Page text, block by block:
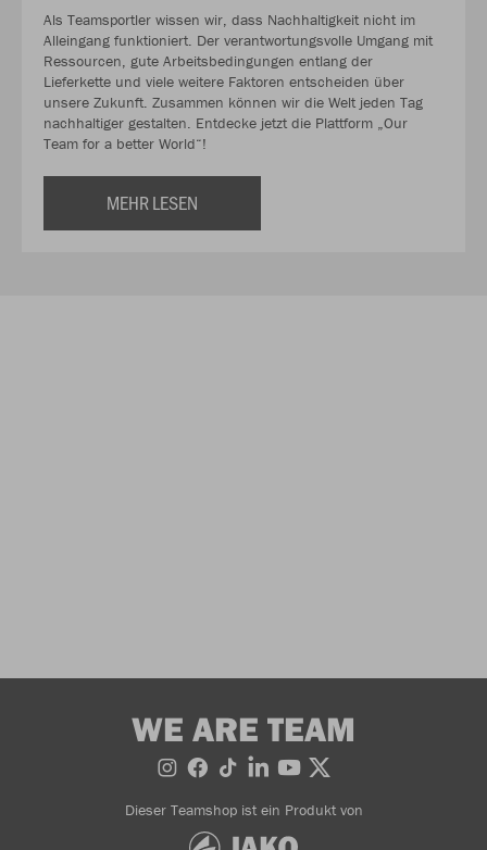
Als Teamsportler wissen wir, dass Nachhaltigkeit nicht im
Alleingang funktioniert. Der verantwortungsvolle Umgang mit
Ressourcen, gute Arbeitsbedingungen entlang der
Lieferkette und viele weitere Faktoren entscheiden über
unsere Zukunft. Zusammen können wir die Welt jeden Tag
nachhaltiger gestalten. Entdecke jetzt die Plattform „Our
Team for a better World“!
MEHR LESEN
WE ARE TEAM
Dieser Teamshop ist ein Produkt von